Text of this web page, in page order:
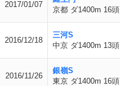
2017/01/07
京都 ダ1400m 16頭
2016/12/18
三河S
中京 ダ1400m 13頭
2016/11/26
銀嶺S
東京 ダ1400m 16頭